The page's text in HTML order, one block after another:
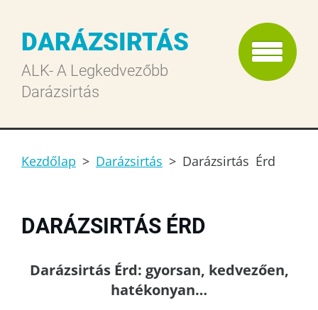
DARÁZSIRTÁS
ALK- A Legkedvezőbb
Darázsirtás
Kezdőlap > Darázsirtás > Darázsirtás Érd
DARÁZSIRTÁS ÉRD
Darázsirtás Érd: gyorsan, kedvezően,
hatékonyan…